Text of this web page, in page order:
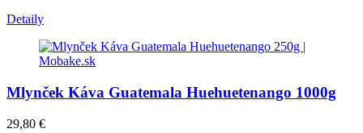
Detaily
Mlynček Káva Guatemala Huehuetenango 1000g
29,80 €